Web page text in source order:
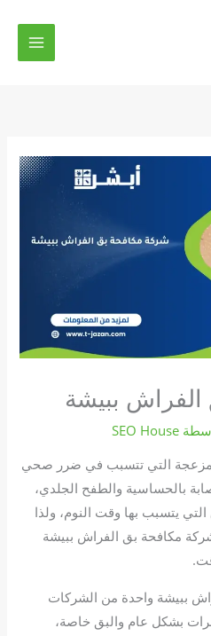
ببيشة
SEO House
التي تتسبب في ضرر صحي
بالحساسية والطفح الجلدي،
يتسبب بها وقت النوم، ولذا
مكافحة بق الفراش ببيشة
ببيشة واحدة من الشركات
بشكل عام والبق خاصة،